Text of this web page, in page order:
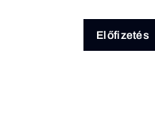
Előfizetés